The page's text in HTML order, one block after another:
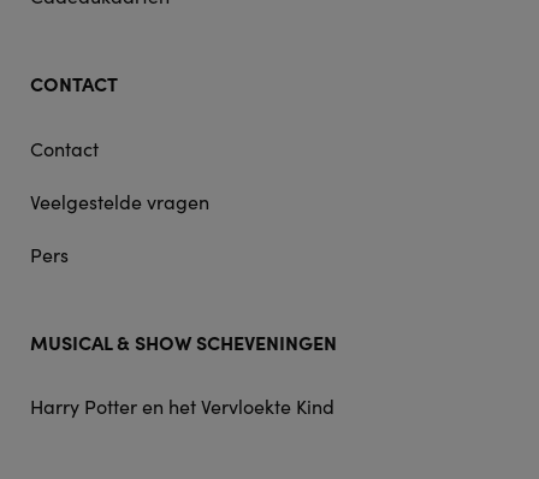
CONTACT
Contact
Veelgestelde vragen
Pers
MUSICAL & SHOW SCHEVENINGEN
Harry Potter en het Vervloekte Kind